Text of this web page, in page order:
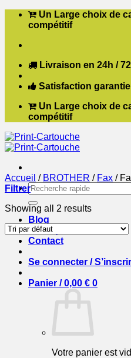
Passer Un Large choix de
compétitif
Livraison en 24h /
Satisfaction garantie
Un Large choix de
compétitif
Recherche
pour :
Blog
Boutique
Contact
Se connecter /
Panier /0,00 € 0
Votre panier est
Accueil / BROTHER / Fax /
Filtrer
Showing all 2 results